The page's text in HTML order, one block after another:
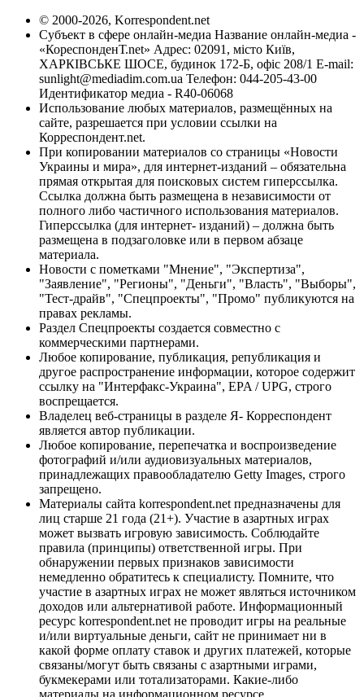
© 2000-2026, Korrespondent.net
Субъект в сфере онлайн-медиа Название онлайн-медиа -
«КореспонденТ.net» Адрес: 02091, місто Київ,
ХАРКІВСЬКЕ ШОСЕ, будинок 172-Б, офіс 208/1 E-mail:
sunlight@mediadim.com.ua Телефон: 044-205-43-00
Идентификатор медиа - R40-06068
Использование любых материалов, размещённых на
сайте, разрешается при условии ссылки на
Корреспондент.net.
При копировании материалов со страницы «Новости
Украины и мира», для интернет-изданий – обязательна
прямая открытая для поисковых систем гиперссылка.
Ссылка должна быть размещена в независимости от
полного либо частичного использования материалов.
Гиперссылка (для интернет- изданий) – должна быть
размещена в подзаголовке или в первом абзаце
материала.
Новости с пометками "Мнение", "Экспертиза",
"Заявление", "Регионы", "Деньги", "Власть", "Выборы",
"Тест-драйв", "Спецпроекты", "Промо" публикуются на
правах рекламы.
Раздел Спецпроекты создается совместно с
коммерческими партнерами.
Любое копирование, публикация, републикация и
другое распространение информации, которое содержит
ссылку на "Интерфакс-Украина", EPA / UPG, строго
воспрещается.
Владелец веб-страницы в разделе Я- Корреспондент
является автор публикации.
Любое копирование, перепечатка и воспроизведение
фотографий и/или аудиовизуальных материалов,
принадлежащих правообладателю Getty Images, строго
запрещено.
Материалы сайта korrespondent.net предназначены для
лиц старше 21 года (21+). Участие в азартных играх
может вызвать игровую зависимость. Соблюдайте
правила (принципы) ответственной игры. При
обнаружении первых признаков зависимости
немедленно обратитесь к специалисту. Помните, что
участие в азартных играх не может являться источником
доходов или альтернативой работе. Информационный
ресурс korrespondent.net не проводит игры на реальные
и/или виртуальные деньги, сайт не принимает ни в
какой форме оплату ставок и других платежей, которые
связаны/могут быть связаны с азартными играми,
букмекерами или тотализаторами. Какие-либо
материалы на информационном ресурсе